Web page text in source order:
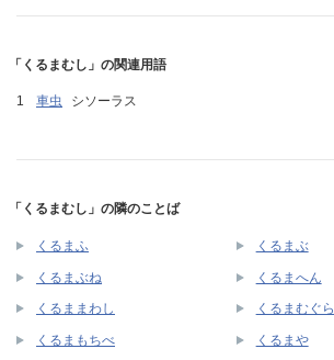
「くるまむし」の関連用語
車虫 シソーラス
「くるまむし」の隣のことば
くるまふ くるまぶ
くるまぶね くるまへん
くるままわし くるまむぐら
くるまもちべ くるまや